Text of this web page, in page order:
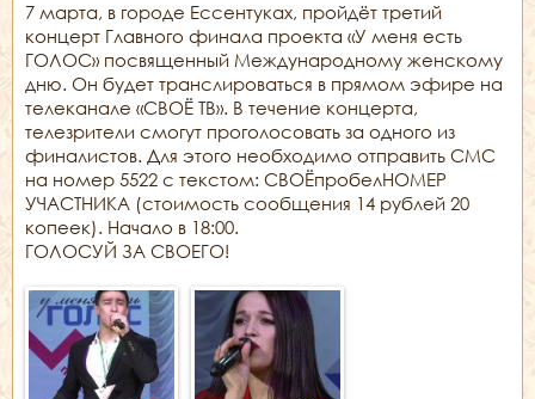
7 марта, в городе Ессентуках, пройдёт третий
концерт Главнoго финала проекта «У меня есть
ГОЛОС» посвященный Международному женскому
дню. Он будет транслироваться в прямом эфире на
телеканале «СВОЁ ТВ». В течение концерта,
телезрители смогут проголосовать за одного из
финалистов. Для этого необходимо отправить СМС
на номер 5522 с текстом: СВОЁпробелНОМЕР
УЧАСТНИКА (стоимость сообщения 14 рублей 20
копеек). Начало в 18:00.
ГОЛОСУЙ ЗА СВОЕГО!